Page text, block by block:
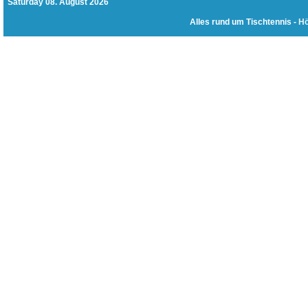
Saturday 08. August 2026
Alles rund um Tischtennis -